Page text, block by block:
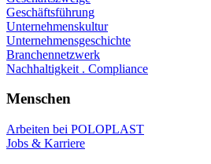
Geschäftsführung
Unternehmenskultur
Unternehmensgeschichte
Branchennetzwerk
Nachhaltigkeit . Compliance
Menschen
Arbeiten bei POLOPLAST
Jobs & Karriere